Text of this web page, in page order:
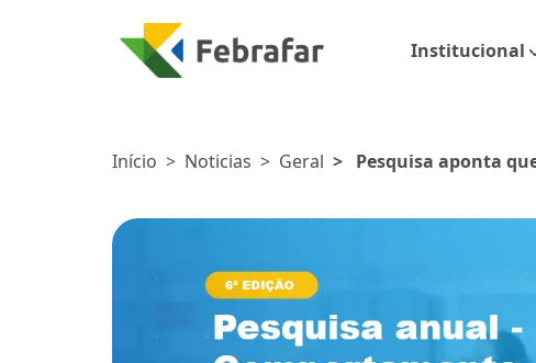
Institucional
Início > Noticias > Geral > Pesquisa aponta